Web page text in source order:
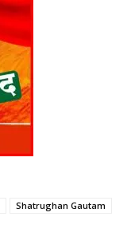
Shatrughan Gautam